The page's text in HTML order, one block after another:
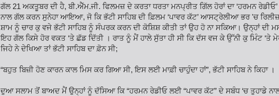
ਗੱਲ 21 ਅਕਤੂਬਰ ਦੀ ਹੈ, ਬੀ.ਐੱਮ.ਜੀ. ਫਿਲਮਜ਼ ਦੇ ਕਰਤਾ ਧਰਤਾ ਮਨਪ੍ਰੀਤ ਗਿੱਲ ਹੋਰਾਂ ਦਾ ‘ਹਰਮਨ
ਨਾਲ ਗੱਲ ਕਰਨ ਸੁਨੇਹਾ ਆਇਆ, ਜੋ ਕਿ ਭੱਟੀ ਸਾਹਿਬ ਦੀ ਫ਼ਿਲਮ ‘ਪਾਵਰ ਕੱਟ’ ਆਸਟ੍ਰੇਲੀਆ ਭਰ 'ਚ
ਸ਼ਾਮ ਨੂੰ ਚਾਰ ਕੁ ਵਜੇ ਭੱਟੀ ਸਾਹਿਬ ਨੂੰ ਸੰਪਰਕ ਕਰਨ ਦੀ ਕੋਸ਼ਿਸ਼ ਕੀਤੀ ਤਾਂ ਉਹ ਹੋ ਨਾ ਸਕਿਆ। ਉਨ੍ਹਾਂ ਦੀ
ਇਹ ਗੱਲ ਕਿਸੇ ਹੋਰ ਵਕਤ ‘ਤੇ ਛੱਡ ਦਿੱਤੀ । ਰਾਤ ਨੂੰ ਮੈਂ ਹਾਲੇ ਸੁੱਤਾ ਹੀ ਸੀ ਕਿ ਦੱਸ ਵਜ ਕੇ ਉੱਨੀ ਕੁ ਮਿੰਟ
ਜਿਹੇ ਨੇ ਦੇਖਿਆ ਤਾਂ ਭੱਟੀ ਸਾਹਿਬ ਦਾ ਫ਼ੋਨ ਸੀ;
“ਬਹੁਤ ਬਿਜ਼ੀ ਹੋਣ ਕਾਰਨ ਕਾਲ ਮਿਸ ਕਰ ਗਿਆ ਸੀ, ਇਸ ਲਈ ਮਾਫ਼ੀ ਚਾਹੁੰਦਾ ਹਾਂ”, ਭੱਟੀ ਸਾਹਿਬ ਨੇ ਕਿਹਾ ।
ਦੁਆ ਸਲਾਮ ਤੋਂ ਬਾਅਦ ਮੈਂ ਉਨ੍ਹਾਂ ਨੂੰ ਦੱਸਿਆ ਕਿ “ਹਰਮਨ ਰੇਡੀਓ ਲਈ “ਪਾਵਰ ਕੱਟ” ਦੇ ਸਬੰਧ ‘ਚ ਤੁਹਾਡੇ ਨਾਲ